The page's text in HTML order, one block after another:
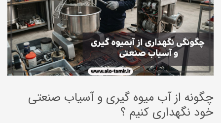
چگونه از آب میوه گیری و آسیاب صنعتی
خود نگهداری کنیم ؟